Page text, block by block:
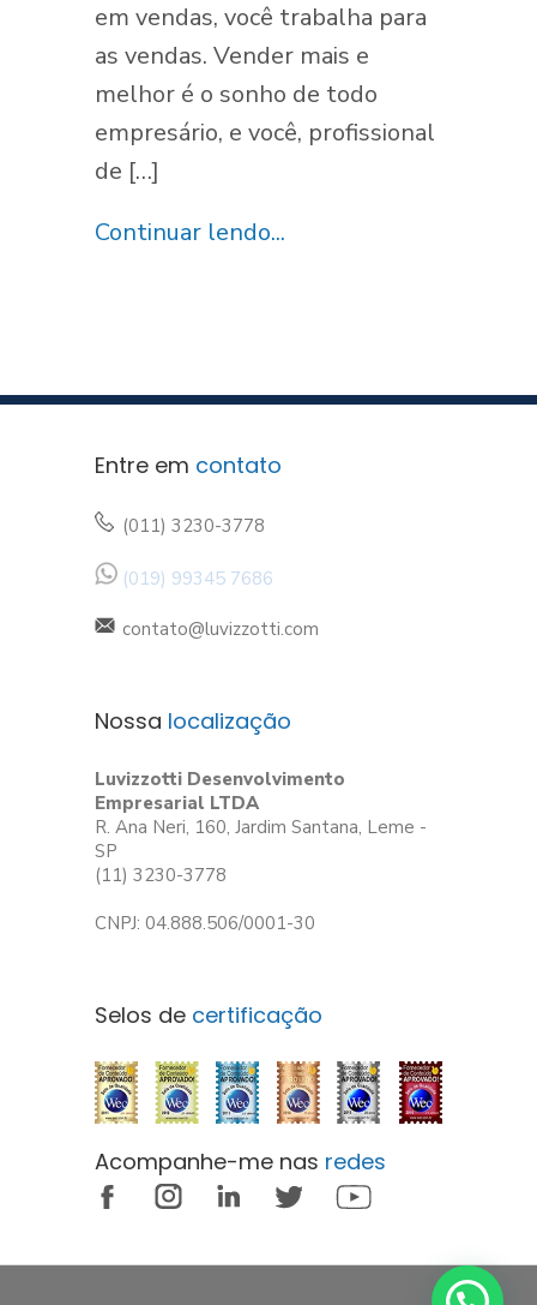
em vendas, você trabalha para
as vendas. Vender mais e
melhor é o sonho de todo
empresário, e você, profissional
de […]
Continuar lendo...
Entre em contato
(011) 3230-3778
(019) 99345 7686
contato@luvizzotti.com
Nossa localização
Luvizzotti Desenvolvimento
Empresarial LTDA
R. Ana Neri, 160, Jardim Santana, Leme -
SP
(11) 3230-3778
CNPJ: 04.888.506/0001-30
Selos de certificação
Acompanhe-me nas redes